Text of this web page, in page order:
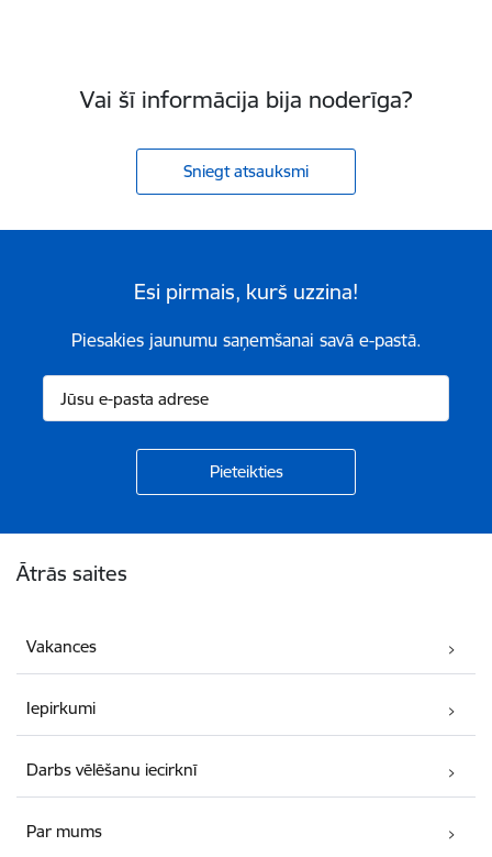
Vai šī informācija bija noderīga?
Sniegt atsauksmi
Esi pirmais, kurš uzzina!
Piesakies jaunumu saņemšanai savā e-pastā.
Ātrās saites
Vakances
Iepirkumi
Darbs vēlēšanu iecirknī
Par mums